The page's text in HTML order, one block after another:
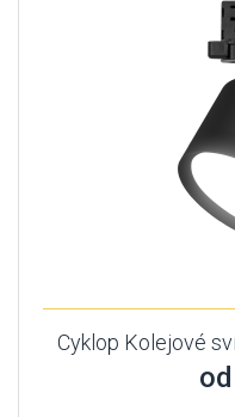
Cyklop Kolejové